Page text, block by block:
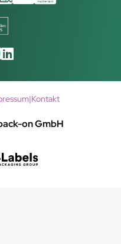
on GmbH
|Kontakt